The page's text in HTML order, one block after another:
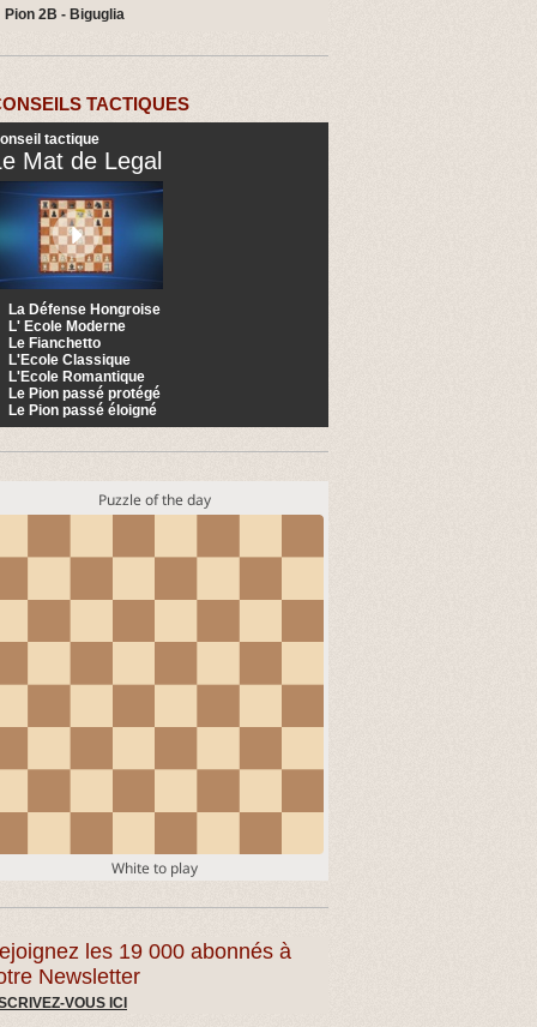
Pion 2B - Biguglia
TACTIQUES
tactique
Mat de Legal
La Défense Hongroise
L' Ecole Moderne
Le Fianchetto
L'Ecole Classique
L'Ecole Romantique
Le Pion passé protégé
Le Pion passé éloigné
les 19 000 abonnés à
Newsletter
VOUS ICI